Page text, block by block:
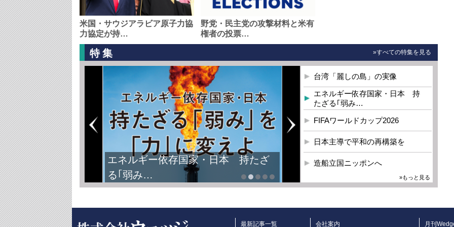
米国・サウジアラビア原子力協
力協定が持…
野党・民主党の攻撃材料と米有
権者の投票…
特集 »すべての特集を見る
エネルギー依存国家・日本 持たざ
る｢弱み…
台湾「麗しの島」の実像
エネルギー依存国家・日本 持
たざる｢弱み…
FIFAワールドカップ2026
日本主導で平和の再構築を
造船立国ニッポンへ
»もっと見る
最新記事一覧 会社案内 月刊